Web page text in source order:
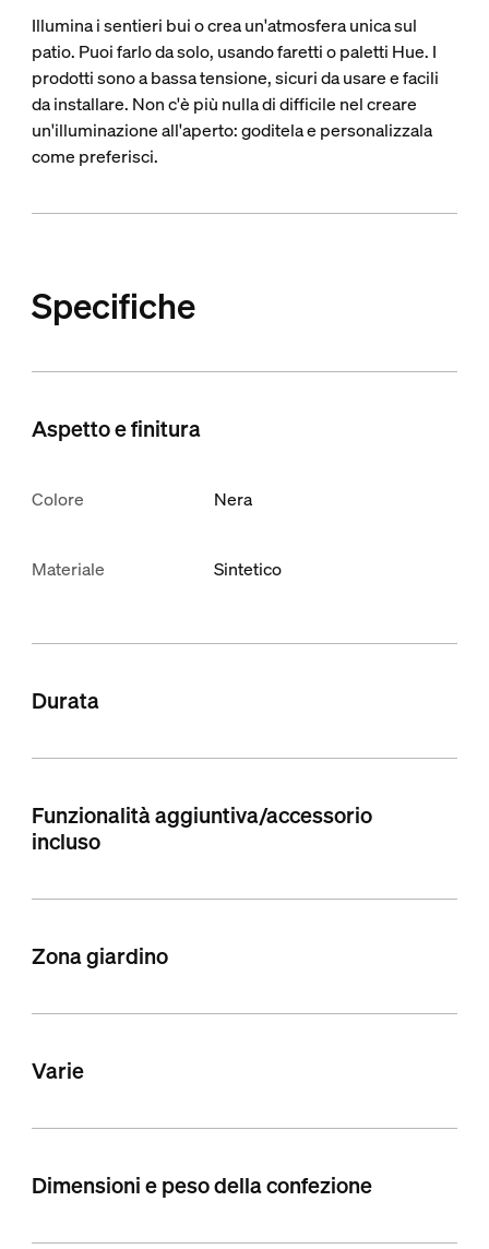
Illumina i sentieri bui o crea un'atmosfera unica sul
patio. Puoi farlo da solo, usando faretti o paletti Hue. I
prodotti sono a bassa tensione, sicuri da usare e facili
da installare. Non c'è più nulla di difficile nel creare
un'illuminazione all'aperto: goditela e personalizzala
come preferisci.
Specifiche
Aspetto e finitura
Colore Nera
Materiale Sintetico
Durata
Funzionalità aggiuntiva/accessorio
incluso
Zona giardino
Varie
Dimensioni e peso della confezione